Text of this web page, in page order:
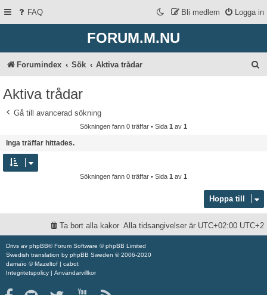
FAQ Logga in
Bli medlem
FORUM.M.NU
Forumindex Sök Aktiva trådar
Aktiva trådar
Gå till avancerad sökning
Sökningen fann 0 träffar • Sida 1 av 1
Inga träffar hittades.
Sökningen fann 0 träffar • Sida 1 av 1
Hoppa till
Alla tidsangivelser är UTC+02:00 UTC+2
Ta bort alla kakor
Drivs av phpBB® Forum Software © phpBB Limited
Swedish translation by phpBB Sweden © 2006-2020
damaïo © Mazeltof
cabot
Integritetspolicy
Användarvillkor